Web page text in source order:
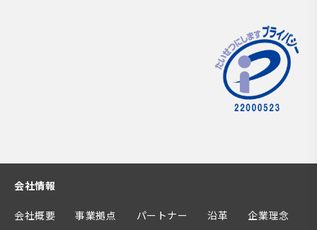
会社情報
会社概要 事業拠点 パートナー 沿革 企業理念